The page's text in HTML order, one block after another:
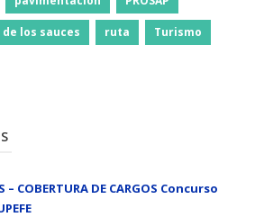
los sauces ruta Turismo
– COBERTURA DE CARGOS Concurso